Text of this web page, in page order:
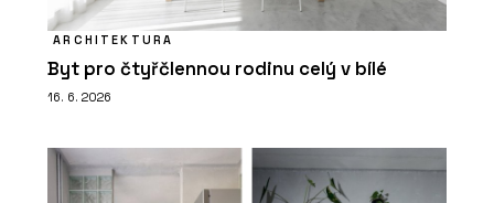
ARCHITEKTURA
Byt pro čtyřčlennou rodinu celý v bílé
16. 6. 2026